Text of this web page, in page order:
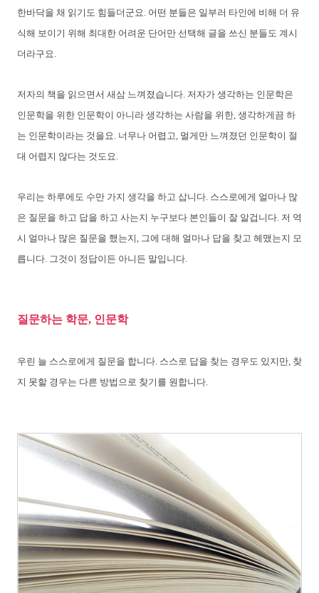
한바닥을 채 읽기도 힘들더군요. 어떤 분들은 일부러 타인에 비해 더 유
식해 보이기 위해 최대한 어려운 단어만 선택해 글을 쓰신 분들도 계시
더라구요.
저자의 책을 읽으면서 새삼 느껴졌습니다. 저자가 생각하는 인문학은
인문학을 위한 인문학이 아니라 생각하는 사람을 위한, 생각하게끔 하
는 인문학이라는 것을요. 너무나 어렵고, 멀게만 느껴졌던 인문학이 절
대 어렵지 않다는 것도요.
우리는 하루에도 수만 가지 생각을 하고 삽니다. 스스로에게 얼마나 많
은 질문을 하고 답을 하고 사는지 누구보다 본인들이 잘 알겁니다. 저 역
시 얼마나 많은 질문을 했는지, 그에 대해 얼마나 답을 찾고 헤맸는지 모
릅니다. 그것이 정답이든 아니든 말입니다.
질문하는 학문, 인문학
우린 늘 스스로에게 질문을 합니다. 스스로 답을 찾는 경우도 있지만, 찾
지 못할 경우는 다른 방법으로 찾기를 원합니다.